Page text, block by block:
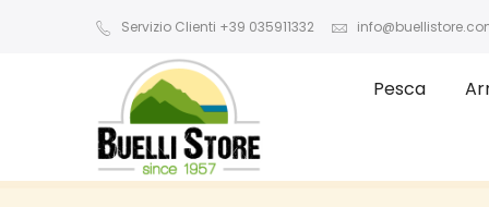
Servizio Clienti +39 035911332
Pesca